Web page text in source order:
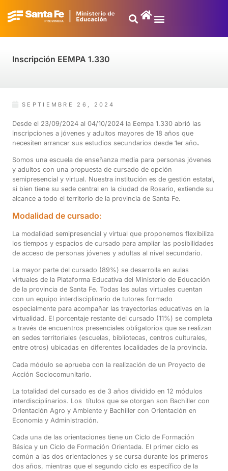
Inscripción EEMPA 1.330
SEPTIEMBRE 26, 2024
Desde el 23/09/2024 al 04/10/2024 la Eempa 1.330 abrió las
inscripciones a jóvenes y adultos mayores de 18 años que
necesiten arrancar sus estudios secundarios desde 1er año.
Somos una escuela de enseñanza media para personas jóvenes
y adultos con una propuesta de cursado de opción
semipresencial y virtual. Nuestra institución es de gestión estatal,
si bien tiene su sede central en la ciudad de Rosario, extiende su
alcance a todo el territorio de la provincia de Santa Fe.
Modalidad de cursado:
La modalidad semipresencial y virtual que proponemos flexibiliza
los tiempos y espacios de cursado para ampliar las posibilidades
de acceso de personas jóvenes y adultas al nivel secundario.
La mayor parte del cursado (89%) se desarrolla en aulas
virtuales de la Plataforma Educativa del Ministerio de Educación
de la provincia de Santa Fe. Todas las aulas virtuales cuentan
con un equipo interdisciplinario de tutores formado
especialmente para acompañar las trayectorias educativas en la
virtualidad. El porcentaje restante del cursado (11%) se completa
a través de encuentros presenciales obligatorios que se realizan
en sedes territoriales (escuelas, bibliotecas, centros culturales,
entre otros) ubicadas en diferentes localidades de la provincia.
Cada módulo se aprueba con la realización de un Proyecto de
Acción Sociocomunitario.
La totalidad del cursado es de 3 años dividido en 12 módulos
interdisciplinarios. Los títulos que se otorgan son Bachiller con
Orientación Agro y Ambiente y Bachiller con Orientación en
Economía y Administración.
Cada una de las orientaciones tiene un Ciclo de Formación
Básica y un Ciclo de Formación Orientada. El primer ciclo es
común a las dos orientaciones y se cursa durante los primeros
dos años, mientras que el segundo ciclo es específico de la